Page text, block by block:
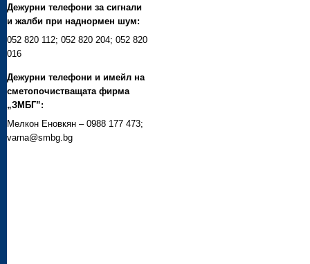
Дежурни телефони за сигнали
и жалби при наднормен шум:
052 820 112; 052 820 204; 052 820
016
Дежурни телефони и имейл на
сметопочистващата фирма
„ЗМБГ”:
Мелкон Еновкян – 0988 177 473;
varna@smbg.bg